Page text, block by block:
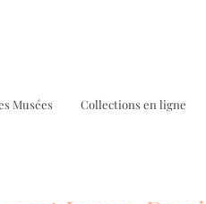
Musées Collections en ligne